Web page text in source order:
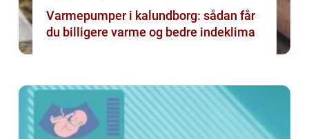
Varmepumper i kalundborg: sådan får
du billigere varme og bedre indeklima